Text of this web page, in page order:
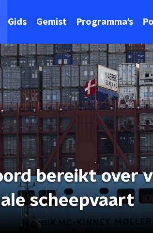
Gids Gemist Programma's
bereikt over
scheepvaart